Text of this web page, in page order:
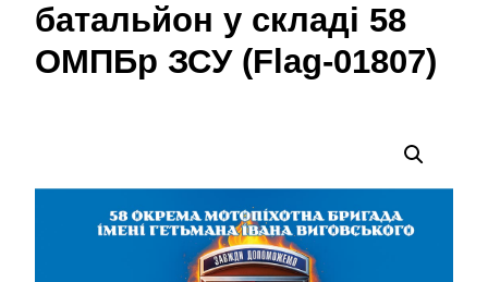
батальйон у складі 58
ОМПБр ЗСУ (Flag-01807)